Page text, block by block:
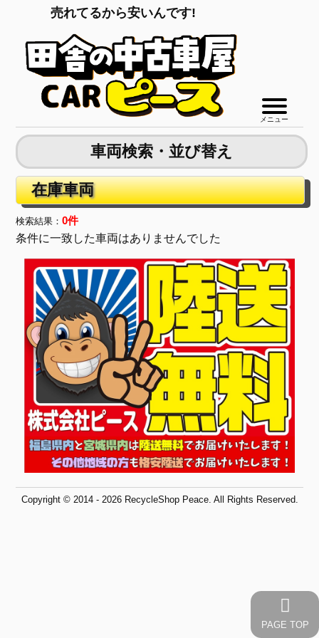
売れてるから安いんです!
メニュー
車両検索・並び替え
在庫車両
検索結果：0件
条件に一致した車両はありませんでした
Copyright © 2014 - 2026 RecycleShop Peace. All Rights Reserved.